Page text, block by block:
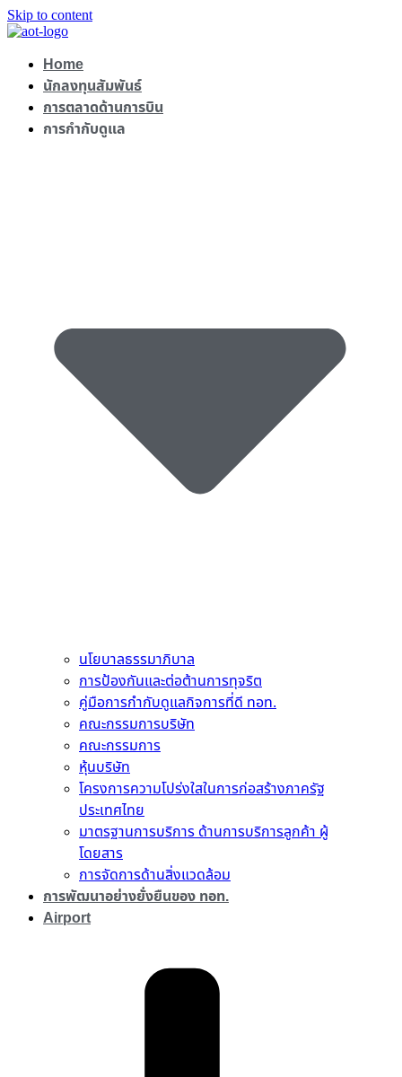
Skip to content
Home
นักลงทุนสัมพันธ์
การตลาดด้านการบิน
การกำกับดูแล
นโยบาลธรรมาภิบาล
การป้องกันและต่อต้านการทุจริต
คู่มือการกำกับดูแลกิจการที่ดี ทอท.
คณะกรรมการบริษัท
คณะกรรมการ
หุ้นบริษัท
โครงการความโปร่งใสในการก่อสร้างภาครัฐ
ประเทศไทย
มาตรฐานการบริการ ด้านการบริการลูกค้า ผู้
โดยสาร
การจัดการด้านสิ่งแวดล้อม
การพัฒนาอย่างยั่งยืนของ ทอท.
Airport